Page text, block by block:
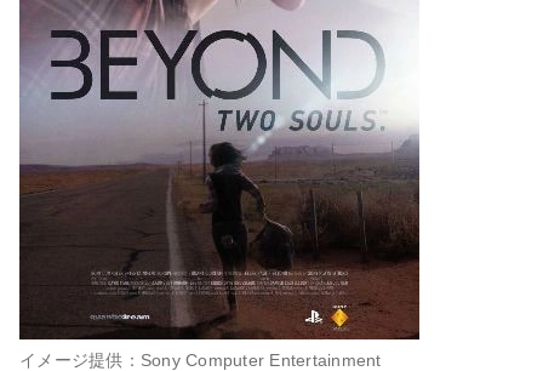
イメージ提供：Sony Computer Entertainment